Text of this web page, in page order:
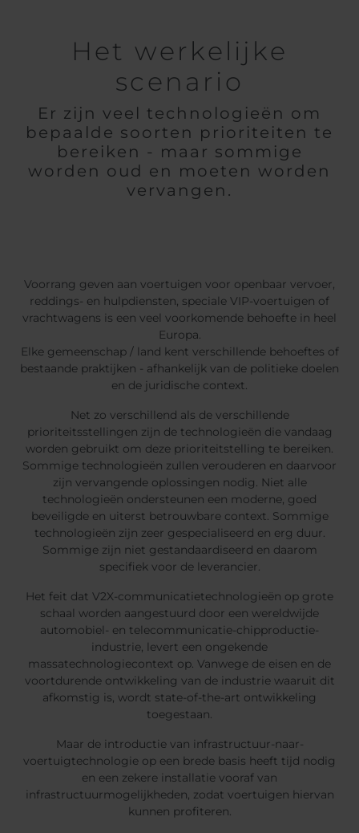
Het werkelijke
scenario
Er zijn veel technologieën om
bepaalde soorten prioriteiten te
bereiken - maar sommige
worden oud en moeten worden
vervangen.
Voorrang geven aan voertuigen voor openbaar vervoer,
reddings- en hulpdiensten, speciale VIP-voertuigen of
vrachtwagens is een veel voorkomende behoefte in heel
Europa.
Elke gemeenschap / land kent verschillende behoeftes of
bestaande praktijken - afhankelijk van de politieke doelen
en de juridische context.
Net zo verschillend als de verschillende
prioriteitsstellingen zijn de technologieën die vandaag
worden gebruikt om deze prioriteitstelling te bereiken.
Sommige technologieën zullen verouderen en daarvoor
zijn vervangende oplossingen nodig. Niet alle
technologieën ondersteunen een moderne, goed
beveiligde en uiterst betrouwbare context. Sommige
technologieën zijn zeer gespecialiseerd en erg duur.
Sommige zijn niet gestandaardiseerd en daarom
specifiek voor de leverancier.
Het feit dat V2X-communicatietechnologieën op grote
schaal worden aangestuurd door een wereldwijde
automobiel- en telecommunicatie-chipproductie-
industrie, levert een ongekende
massatechnologiecontext op. Vanwege de eisen en de
voortdurende ontwikkeling van de industrie waaruit dit
afkomstig is, wordt state-of-the-art ontwikkeling
toegestaan.
Maar de introductie van infrastructuur-naar-
voertuigtechnologie op een brede basis heeft tijd nodig
en een zekere installatie vooraf van
infrastructuurmogelijkheden, zodat voertuigen hiervan
kunnen profiteren.